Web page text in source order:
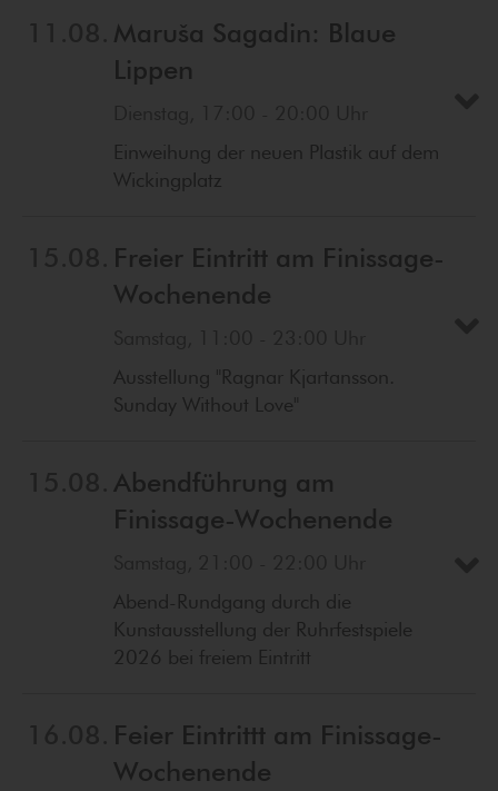
Maruša Sagadin: Blaue
Lippen
Einweihung der neuen Plastik auf dem
Wickingplatz
Freier Eintritt am Finissage-
Wochenende
Ausstellung "Ragnar Kjartansson.
Sunday Without Love"
Abendführung am
Finissage-Wochenende
Abend-Rundgang durch die
Kunstausstellung der Ruhrfestspiele
2026 bei freiem Eintritt
Feier Eintrittt am Finissage-
Wochenende